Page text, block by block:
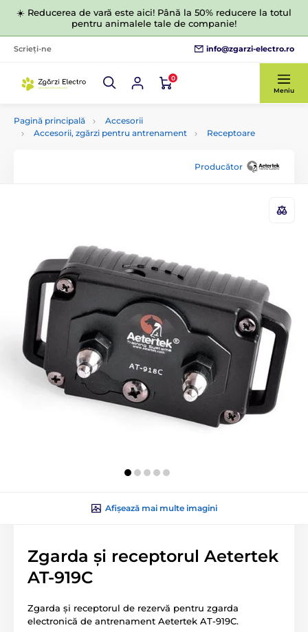
☀️ Reducerea de vară este aici! Până la 50% reducere la totul
pentru animalele tale de companie!
Scrieți-ne info@zgarzi-electro.ro
0
Meniu
Pagină principală
Accesorii
Accesorii, zgărzi pentru antrenament
Receptoare
Producător
Afișează mai multe imagini
Zgarda și receptorul Aetertek
AT-919C
Zgarda și receptorul de rezervă pentru zgarda
electronică de antrenament Aetertek AT-919C.